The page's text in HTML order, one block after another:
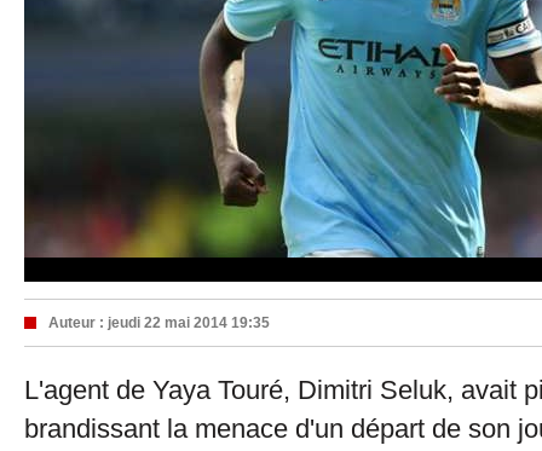
Auteur : jeudi 22 mai 2014 19:35
L'agent de Yaya Touré, Dimitri Seluk, avait
brandissant la menace d'un départ de son